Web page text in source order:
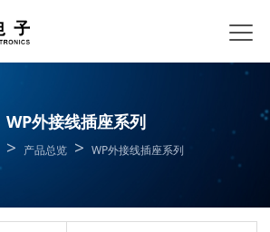
WP外接线插座系列
> 产品总览 > WP外接线插座系列